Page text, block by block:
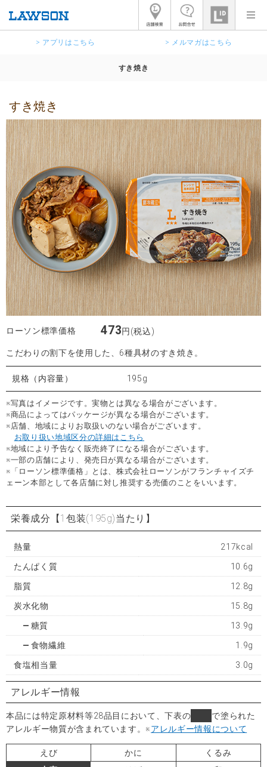
> アプリはこちら > メルマガはこちら
すき焼き
すき焼き
ローソン標準価格 473円(税込)
こだわりの割下を使用した、6種具材のすき焼き。
規格（内容量） 195g
※写真はイメージです。実物とは異なる場合がございます。
※商品によってはパッケージが異なる場合がございます。
※店舗、地域によりお取扱いのない場合がございます。
お取り扱い地域区分の詳細はこちら
※地域により予告なく販売終了になる場合がございます。
※一部の店舗により、発売日が異なる場合がございます。
※「ローソン標準価格」とは、株式会社ローソンがフランチャイズチ
ェーン本部として各店舗に対し推奨する売価のことをいいます。
栄養成分 【1包装(195g)当たり】
熱量 217kcal
たんぱく質 10.6g
脂質 12.8g
炭水化物 15.8g
糖質 13.9g
食物繊維 1.9g
食塩相当量 3.0g
アレルギー情報
本品には特定原材料等28品目において、下表の
で塗られた
アレルギー物質が含まれています。※アレルギー情報について
えび かに
くるみ